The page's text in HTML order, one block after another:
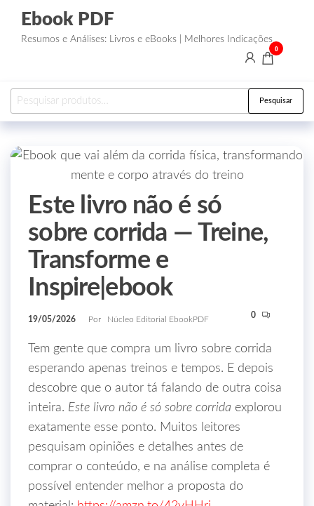
Ebook PDF
Resumos e Análises: Livros e eBooks | Melhores Indicações
0
Pesquisar
Este livro não é só
sobre corrida — Treine,
Transforme e
Inspire|ebook
19/05/2026 Por Núcleo Editorial EbookPDF 0
Tem gente que compra um livro sobre corrida
esperando apenas treinos e tempos. E depois
descobre que o autor tá falando de outra coisa
inteira. Este livro não é só sobre corrida explorou
exatamente esse ponto. Muitos leitores
pesquisam opiniões e detalhes antes de
comprar o conteúdo, e na análise completa é
possível entender melhor a proposta do